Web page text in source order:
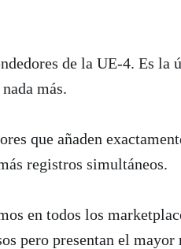
de la UE-4. Es
más.
que añaden
registros simultáneos.
en todos los
pero presentan el mayor